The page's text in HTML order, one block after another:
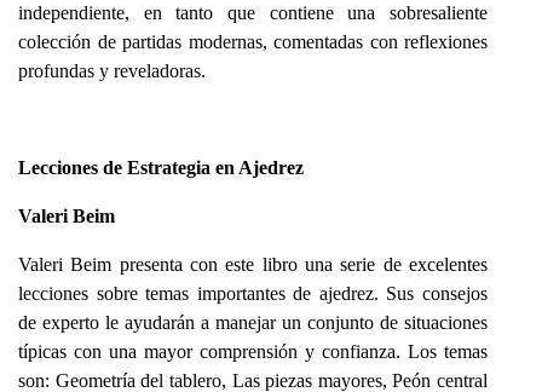
independiente, en tanto que contiene una sobresaliente
colección de partidas modernas, comentadas con reflexiones
profundas y reveladoras.
Lecciones de Estrategia en Ajedrez
Valeri Beim
Valeri Beim presenta con este libro una serie de excelentes
lecciones sobre temas importantes de ajedrez. Sus consejos
de experto le ayudarán a manejar un conjunto de situaciones
típicas con una mayor comprensión y confianza. Los temas
son: Geometría del tablero, Las piezas mayores, Peón central